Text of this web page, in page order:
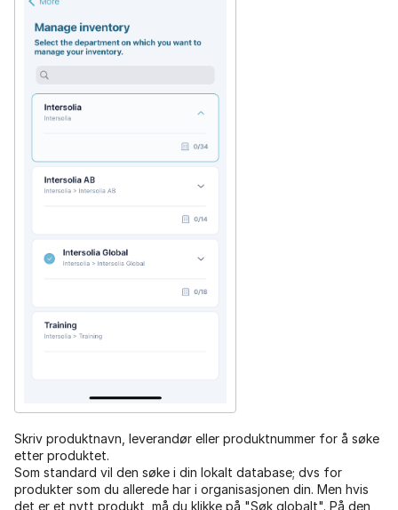
Skriv produktnavn, leverandør eller produktnummer for å søke
etter produktet.
Som standard vil den søke i din lokalt database; dvs for
produkter som du allerede har i organisasjonen din. Men hvis
det er et nytt produkt, må du klikke på "Søk globalt". På den